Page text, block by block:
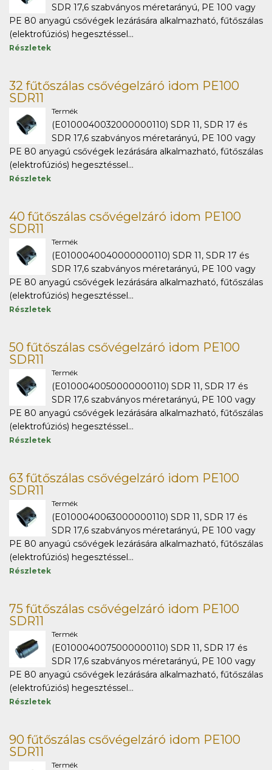
SDR 17,6 szabványos méretarányú, PE 100 vagy
PE 80 anyagú csővégek lezárására alkalmazható, fűtőszálas
(elektrofúziós) hegesztéssel...
Részletek
32 fűtőszálas csővégelzáró idom PE100
SDR11
Termék
(E0100040032000000110) SDR 11, SDR 17 és
SDR 17,6 szabványos méretarányú, PE 100 vagy
PE 80 anyagú csővégek lezárására alkalmazható, fűtőszálas
(elektrofúziós) hegesztéssel...
Részletek
40 fűtőszálas csővégelzáró idom PE100
SDR11
Termék
(E0100040040000000110) SDR 11, SDR 17 és
SDR 17,6 szabványos méretarányú, PE 100 vagy
PE 80 anyagú csővégek lezárására alkalmazható, fűtőszálas
(elektrofúziós) hegesztéssel...
Részletek
50 fűtőszálas csővégelzáró idom PE100
SDR11
Termék
(E0100040050000000110) SDR 11, SDR 17 és
SDR 17,6 szabványos méretarányú, PE 100 vagy
PE 80 anyagú csővégek lezárására alkalmazható, fűtőszálas
(elektrofúziós) hegesztéssel...
Részletek
63 fűtőszálas csővégelzáró idom PE100
SDR11
Termék
(E0100040063000000110) SDR 11, SDR 17 és
SDR 17,6 szabványos méretarányú, PE 100 vagy
PE 80 anyagú csővégek lezárására alkalmazható, fűtőszálas
(elektrofúziós) hegesztéssel...
Részletek
75 fűtőszálas csővégelzáró idom PE100
SDR11
Termék
(E0100040075000000110) SDR 11, SDR 17 és
SDR 17,6 szabványos méretarányú, PE 100 vagy
PE 80 anyagú csővégek lezárására alkalmazható, fűtőszálas
(elektrofúziós) hegesztéssel...
Részletek
90 fűtőszálas csővégelzáró idom PE100
SDR11
Termék